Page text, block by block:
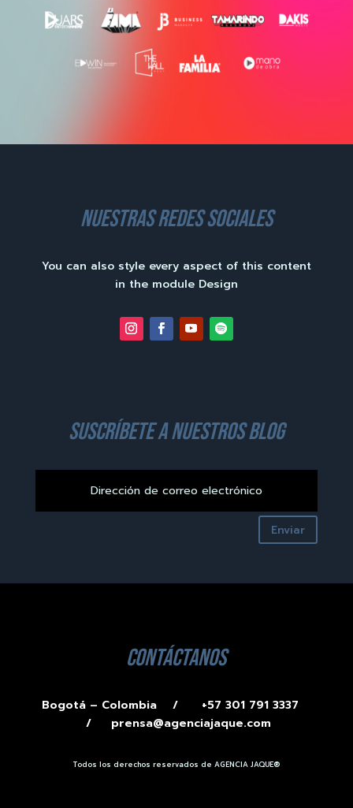
nuestras redes sociales
You can also style every aspect of this content
in the module Design
suscríbete a nuestros blog
Enviar
contáctanos
Bogotá – Colombia /
+57 301 791 3337
/ prensa@agenciajaque.com
Todos los derechos reservados de AGENCIA JAQUE®